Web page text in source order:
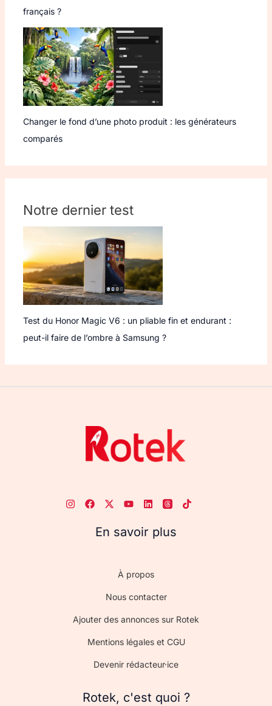
français ?
Changer le fond d’une photo produit : les générateurs
comparés
Notre dernier test
Test du Honor Magic V6 : un pliable fin et endurant :
peut-il faire de l’ombre à Samsung ?
En savoir plus
À propos
Nous contacter
Ajouter des annonces sur Rotek
Mentions légales et CGU
Devenir rédacteur·ice
Rotek, c'est quoi ?